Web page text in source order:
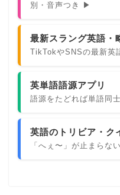
別・音声つき ▶
最新スラング英語・
TikTokやSNSの最新英
英単語語源アプリ
語源をたどれば単語同
英語のトリビア・ク
「へぇ〜」が止まらな